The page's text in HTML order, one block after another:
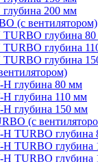
200 мм
(c вентилятором)
глубина
глубина
глубина
глубина 80 мм
глубина 110 мм
глубина 150 мм
(c
TURBO глубина
TURBO глубина
TURBO глубина